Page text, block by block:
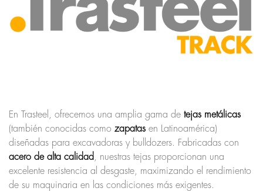
En Trasteel, ofrecemos una amplia gama de tejas metálicas
(también conocidas como zapatas en Latinoamérica)
diseñadas para excavadoras y bulldozers. Fabricadas con
acero de alta calidad , nuestras tejas proporcionan una
excelente resistencia al desgaste, maximizando el rendimiento
de su maquinaria en las condiciones más exigentes.